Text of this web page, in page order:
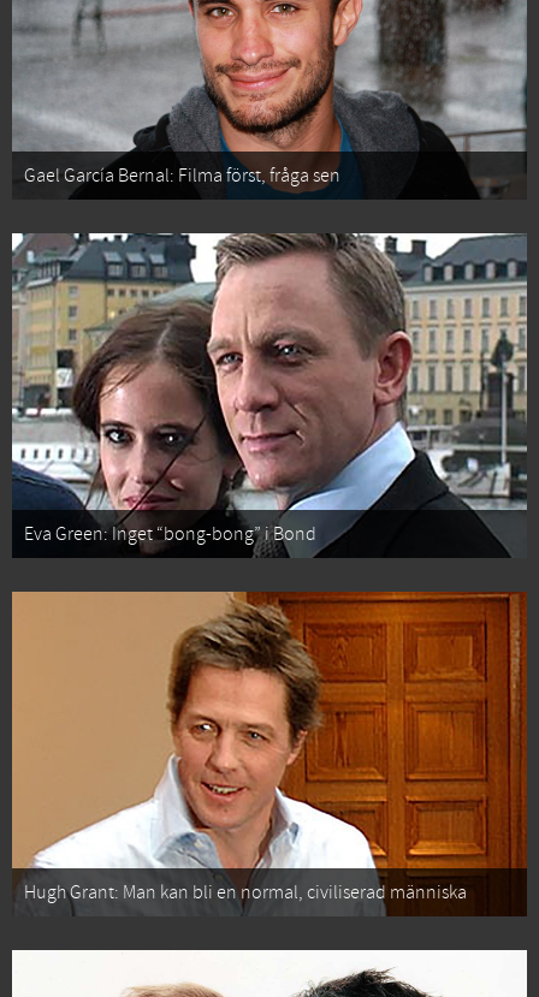
Gael García Bernal: Filma först, fråga sen
Eva Green: Inget “bong-bong” i Bond
Hugh Grant: Man kan bli en normal, civiliserad människa